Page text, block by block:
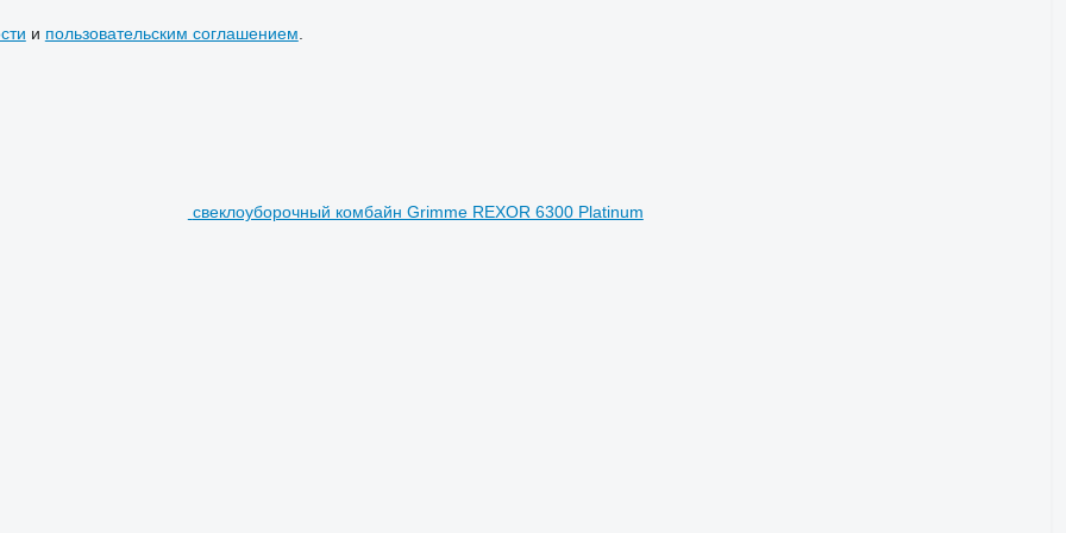
и пользовательским соглашением
свеклоуборочный комбайн Grimme REXOR 6300 Platinum